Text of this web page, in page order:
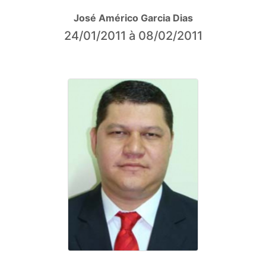
José Américo Garcia Dias
24/01/2011 à 08/02/2011